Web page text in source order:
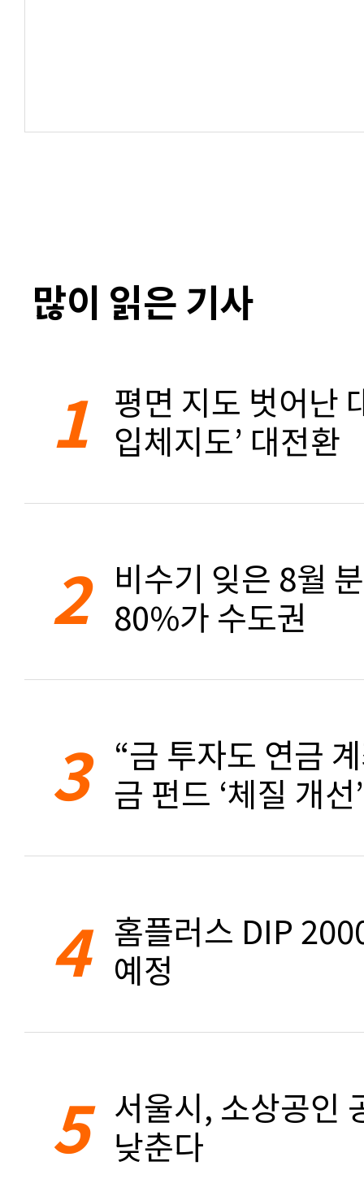
많이 읽은 기사
1 평면 지도 벗어난
입체지도’ 대전환
2 비수기 잊은 8월
80%가 수도권
3 “금 투자도 연금
금 펀드 ‘체질 개선’
4 홈플러스 DIP
예정
5 서울시, 소상공인
낮춘다